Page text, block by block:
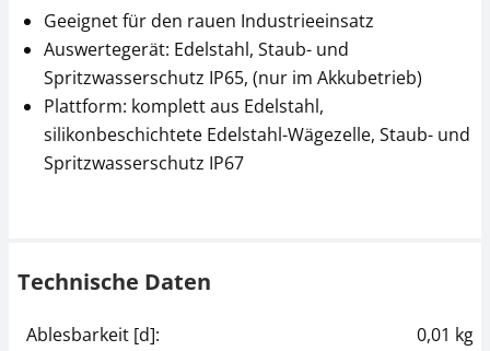
Stativ KERN SFB-A01
Geeignet für den rauen Industrieeinsatz
Auswertegerät: Edelstahl, Staub- und
Spritzwasserschutz IP65, (nur im Akkubetrieb)
Plattform: komplett aus Edelstahl,
silikonbeschichtete Edelstahl-Wägezelle, Staub- und
Spritzwasserschutz IP67
Technische Daten
Ablesbarkeit [d]:
0,01 kg